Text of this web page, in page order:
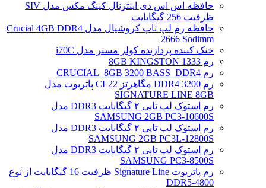
حافظه اس اس دی اینترنال کینگ مکس مدل SIV
ظرفیت 256 گیگابایت
حافظه رم لپ تاپ کروشیال مدل Crucial 4GB DDR4
2666 Sodimm
خنک کننده پردازنده کولر مستر مدل i70C
رم 1333 8GB KINGSTON
رم CRUCIAL_8GB 3200 BASS_DDR4
رم DDR4 3200 مگاهرتز CL22 پاتریوت مدل
SIGNATURE LINE 8GB
رم استوک لپ تاپی ۲ گیگابایت DDR3 مدل
SAMSUNG 2GB PC3-10600S
رم استوک لپ تاپی ۲ گیگابایت DDR3 مدل
SAMSUNG 2GB PC3L-12800S
رم استوک لپ تاپی ۲ گیگابایت DDR3 مدل
SAMSUNG PC3-8500S
رم پاتریوت Signature Line ظرفیت 16 گیگابایت از نوع
DDR5-4800